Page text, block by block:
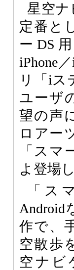
星空ナ
定番と
ーDS
iPhone
リ「iス
ユーザ
望の声
ロアー
「スマ
よ登場
「ス
Android
作で、
空散歩
空ナビ